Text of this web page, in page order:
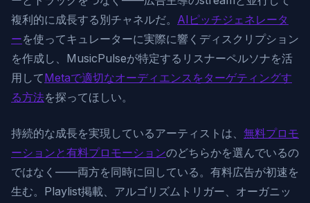
複利的に成長する別チャネルだ。 AIピッチジェネレータ
ーを使ってキュレーターに実際に響くディスクリプション
を作成し、MusicPulseが特定するリスナーペルソナを活
用してMetaで適切なオーディエンスをターゲティングす
る方法を探ってほしい。
持続的な成長を実現しているアーティストは、 無料プロモ
ーションと有料プロモーションのどちらかを選んでいるの
ではなく——両方を同時に回している。有料広告が初速を
生む。Playlist掲載、アルゴリズムトリガー、オーガニッ